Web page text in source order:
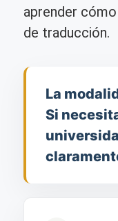
aprender
de traducción.
La
Si